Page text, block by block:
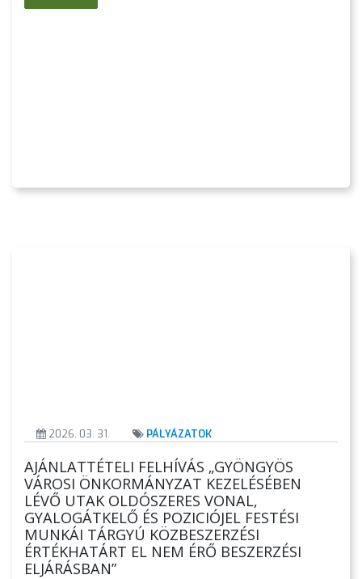
2026. 03. 31. PÁLYÁZATOK
AJÁNLATTÉTELI FELHÍVÁS „GYÖNGYÖS
VÁROSI ÖNKORMÁNYZAT KEZELÉSÉBEN
LÉVŐ UTAK OLDÓSZERES VONAL,
GYALOGÁTKELŐ ÉS POZICIÓJEL FESTÉSI
MUNKÁI TÁRGYÚ KÖZBESZERZÉSI
ÉRTÉKHATÁRT EL NEM ÉRŐ BESZERZÉSI
ELJÁRÁSBAN”